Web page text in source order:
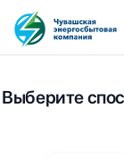
Выберите